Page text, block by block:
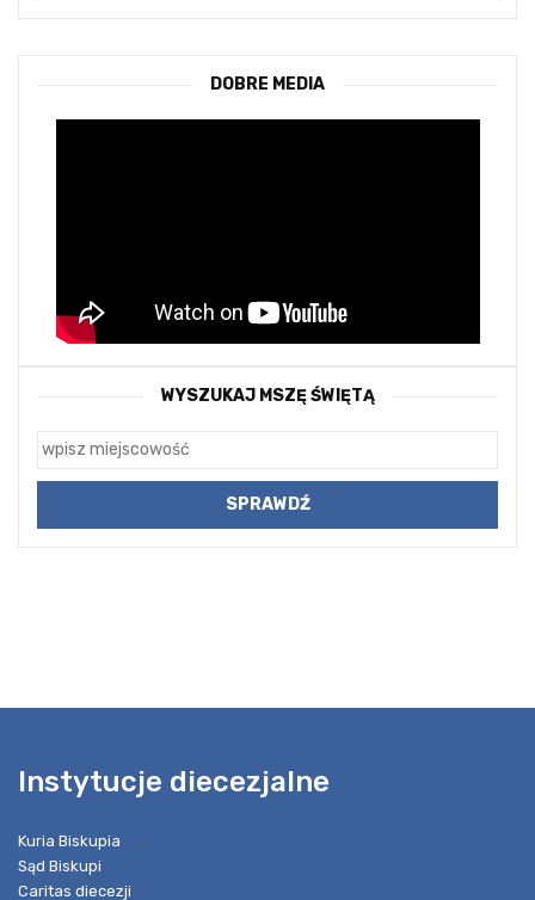
DOBRE MEDIA
WYSZUKAJ MSZĘ ŚWIĘTĄ
Instytucje diecezjalne
Kuria Biskupia
Sąd Biskupi
Caritas diecezji